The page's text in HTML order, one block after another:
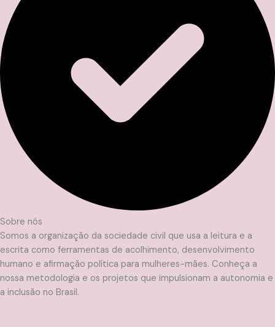
Sobre nós
Somos a organização da sociedade civil que usa a leitura e a
escrita como ferramentas de acolhimento, desenvolvimento
humano e afirmação política para mulheres-mães. Conheça a
nossa metodologia e os projetos que impulsionam a autonomia e
a inclusão no Brasil.